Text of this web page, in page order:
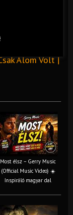
Álom Volt |
Most élsz – Gerry Music
(Official Music Video) ☀️
Inspiráló magyar dal